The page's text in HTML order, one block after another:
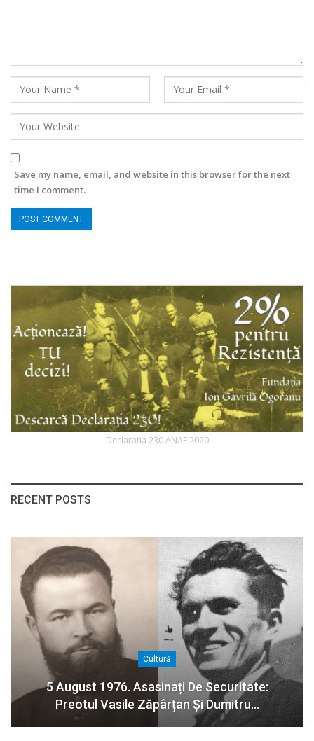
Save my name, email, and website in this browser for the next
time I comment.
Declaratia 230 ANAF 2020
RECENT POSTS
Cultură
5 August 1976. Asasinați De Securitate:
Preotul Vasile Zăpârțan Și Dumitru…